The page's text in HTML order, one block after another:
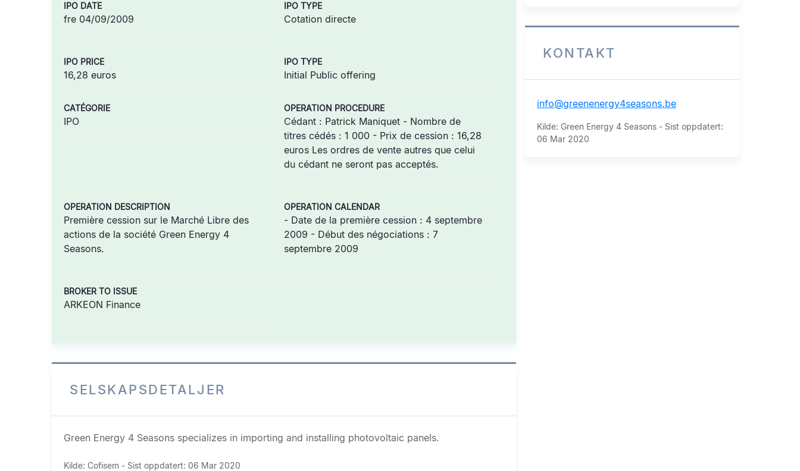
IPO DATE
fre 04/09/2009
IPO TYPE
Cotation directe
IPO PRICE
16,28 euros
IPO TYPE
Initial Public offering
CATÉGORIE
IPO
OPERATION PROCEDURE
Cédant : Patrick Maniquet - Nombre de
titres cédés : 1 000 - Prix de cession : 16,28
euros Les ordres de vente autres que celui
du cédant ne seront pas acceptés.
OPERATION DESCRIPTION
Première cession sur le Marché Libre des
actions de la société Green Energy 4
Seasons.
OPERATION CALENDAR
- Date de la première cession : 4 septembre
2009 - Début des négociations : 7
septembre 2009
BROKER TO ISSUE
ARKEON Finance
SELSKAPSDETALJER
Green Energy 4 Seasons specializes in importing and installing photovoltaic panels.
Kilde: Cofisem - Sist oppdatert: 06 Mar 2020
KONTAKT
info@greenenergy4seasons.be
Kilde: Green Energy 4 Seasons - Sist oppdatert:
06 Mar 2020